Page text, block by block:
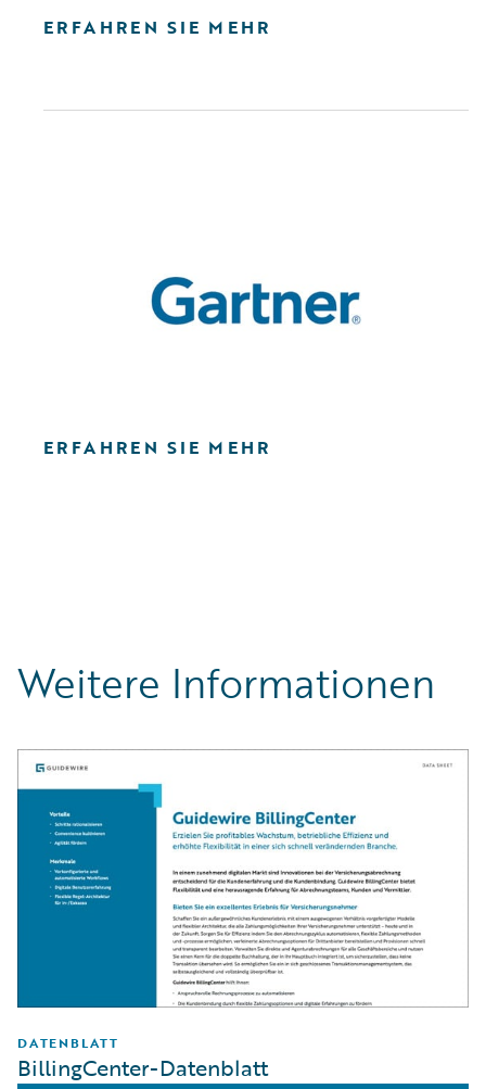
ERFAHREN SIE MEHR
ERFAHREN SIE MEHR
Weitere Informationen
DATENBLATT
BillingCenter-Datenblatt